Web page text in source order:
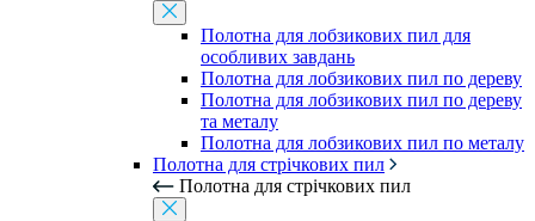
Полотна для лобзикових пил для
особливих завдань
Полотна для лобзикових пил по дереву
Полотна для лобзикових пил по дереву
та металу
Полотна для лобзикових пил по металу
Полотна для стрічкових пил
Полотна для стрічкових пил